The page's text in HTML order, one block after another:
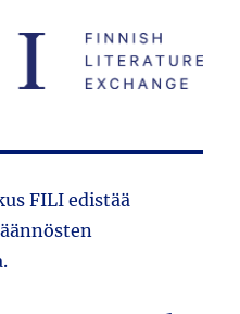
FILI edistää